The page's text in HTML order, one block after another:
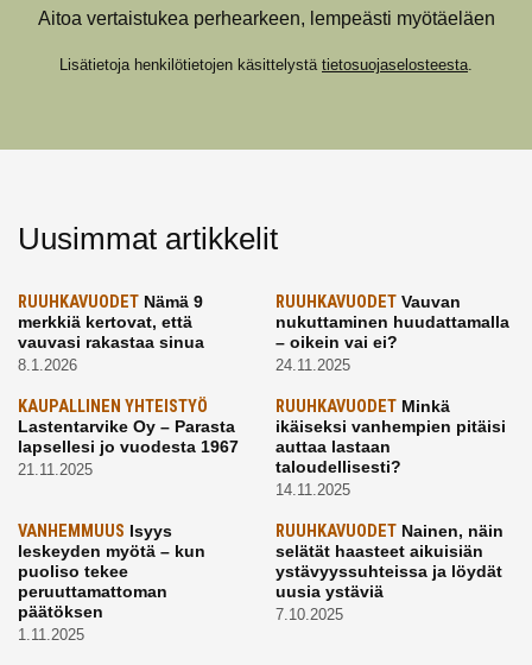
Aitoa vertaistukea perhearkeen, lempeästi myötäeläen
Lisätietoja henkilötietojen käsittelystä tietosuojaselosteesta.
Uusimmat artikkelit
RUUHKAVUODET Nämä 9
merkkiä kertovat, että
vauvasi rakastaa sinua
8.1.2026
RUUHKAVUODETVauvan
nukuttaminen huudattamalla
– oikein vai ei?
24.11.2025
KAUPALLINEN YHTEISTYÖ
Lastentarvike Oy – Parasta
lapsellesi jo vuodesta 1967
21.11.2025
RUUHKAVUODETMinkä
ikäiseksi vanhempien pitäisi
auttaa lastaan
taloudellisesti?
14.11.2025
VANHEMMUUS Isyys
leskeyden myötä – kun
puoliso tekee
peruuttamattoman
päätöksen
1.11.2025
RUUHKAVUODETNainen, näin
selätät haasteet aikuisiän
ystävyyssuhteissa ja löydät
uusia ystäviä
7.10.2025